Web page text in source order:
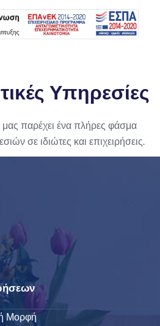
Υπηρεσίες
μας παρέχει ​ένα πλήρες φάσμα
σε ιδιώτες και επιχειρήσεις.
Μορφή